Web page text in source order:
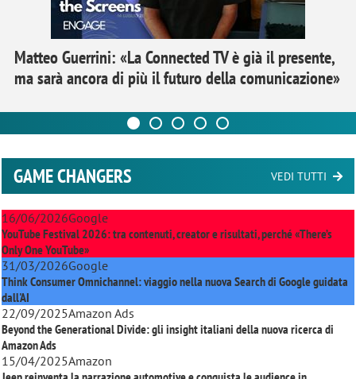
Matteo Guerrini: «La Connected TV è già il presente,
ma sarà ancora di più il futuro della comunicazione»
GAME CHANGERS VEDI TUTTI
16/06/2026Google
YouTube Festival 2026: tra contenuti, creator e risultati, perché «There’s
Only One YouTube»
31/03/2026Google
Think Consumer Omnichannel: viaggio nella nuova Search di Google guidata
dall'AI
22/09/2025Amazon Ads
Beyond the Generational Divide: gli insight italiani della nuova ricerca di
Amazon Ads
15/04/2025Amazon